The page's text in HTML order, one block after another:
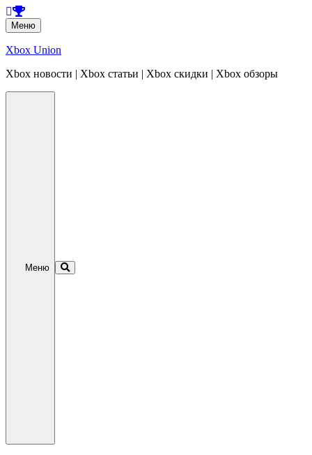
Меню Перейти
к
содержанию
Xbox Union
Xbox новости | Xbox статьи | Xbox скидки | Xbox обзоры
Меню